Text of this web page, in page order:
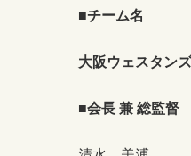
■チーム名
大阪ウェスタンズ
■会長 兼 総監督